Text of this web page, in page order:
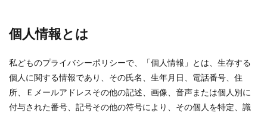
個人情報とは
私どものプライバシーポリシーで、「個人情報」とは、生存する
個人に関する情報であり、その氏名、生年月日、電話番号、住
所、Ｅメールアドレスその他の記述、画像、音声または個人別に
付与された番号、記号その他の符号により、その個人を特定、識